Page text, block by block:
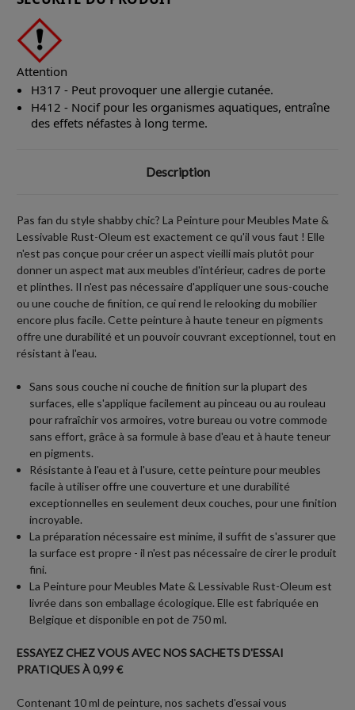
Attention
H317 - Peut provoquer une allergie cutanée.
H412 - Nocif pour les organismes aquatiques, entraîne
des effets néfastes à long terme.
Description
Pas fan du style shabby chic? La Peinture pour Meubles Mate &
Lessivable Rust-Oleum est exactement ce qu'il vous faut ! Elle
n'est pas conçue pour créer un aspect vieilli mais plutôt pour
donner un aspect mat aux meubles d'intérieur, cadres de porte
et plinthes. Il n'est pas nécessaire d'appliquer une sous-couche
ou une couche de finition, ce qui rend le relooking du mobilier
encore plus facile. Cette peinture à haute teneur en pigments
offre une durabilité et un pouvoir couvrant exceptionnel, tout en
résistant à l'eau.
Sans sous couche ni couche de finition sur la plupart des
surfaces, elle s'applique facilement au pinceau ou au rouleau
pour rafraîchir vos armoires, votre bureau ou votre commode
sans effort, grâce à sa formule à base d'eau et à haute teneur
en pigments.
Résistante à l'eau et à l'usure, cette peinture pour meubles
facile à utiliser offre une couverture et une durabilité
exceptionnelles en seulement deux couches, pour une finition
incroyable.
La préparation nécessaire est minime, il suffit de s'assurer que
la surface est propre - il n'est pas nécessaire de cirer le produit
fini.
La Peinture pour Meubles Mate & Lessivable Rust-Oleum est
livrée dans son emballage écologique. Elle est fabriquée en
Belgique et disponible en pot de 750 ml.
ESSAYEZ CHEZ VOUS AVEC NOS SACHETS D'ESSAI
PRATIQUES À 0,99 €
Contenant 10 ml de peinture, nos sachets d'essai vous